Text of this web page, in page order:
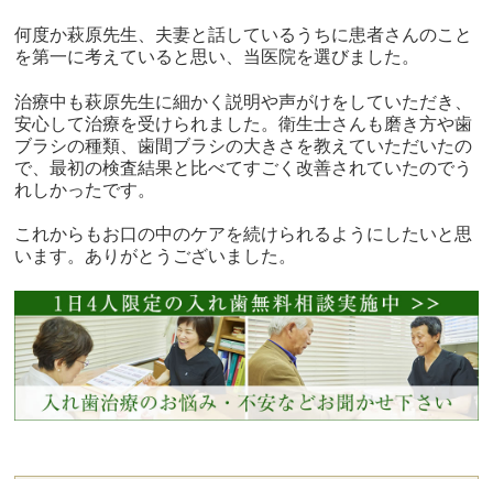
何度か萩原先生、夫妻と話しているうちに患者さんのこと
を第一に考えていると思い、当医院を選びました。
治療中も萩原先生に細かく説明や声がけをしていただき、
安心して治療を受けられました。衛生士さんも磨き方や歯
ブラシの種類、歯間ブラシの大きさを教えていただいたの
で、最初の検査結果と比べてすごく改善されていたのでう
れしかったです。
これからもお口の中のケアを続けられるようにしたいと思
います。ありがとうございました。